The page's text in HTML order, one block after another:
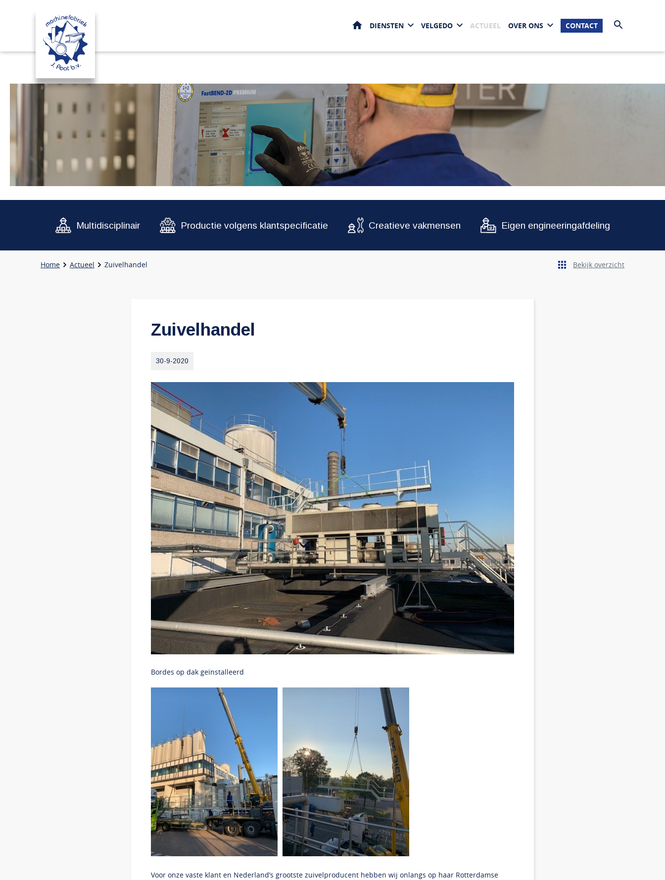
HOMEDIENSTEN VELGEDO ACTUEEL OVER ONS CONTACT
Multidisciplinair Productie volgens klantspecificatie Creatieve vakmensen Eigen engineeringafdeling
Home Actueel Zuivelhandel Bekijk overzicht
Zuivelhandel
30-9-2020
Bordes op dak geïnstalleerd
Voor onze vaste klant en Nederland’s grootste zuivelproducent hebben wij onlangs op haar Rotterdamse